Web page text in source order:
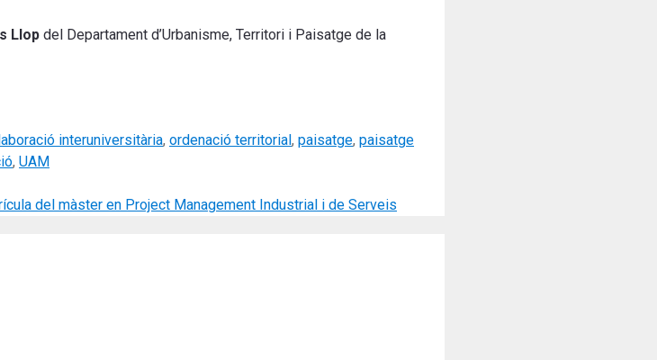
Llop del Departament d’Urbanisme, Territori i Paisatge de la
interuniversitària, ordenació territorial, paisatge, paisatge
, UAM
del màster en Project Management Industrial i de Serveis